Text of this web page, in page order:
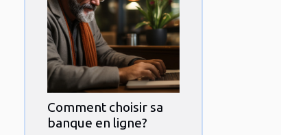
Comment choisir sa
banque en ligne?